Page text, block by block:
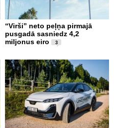
“Virši” neto peļņa pirmajā
pusgadā sasniedz 4,2
miljonus eiro
3